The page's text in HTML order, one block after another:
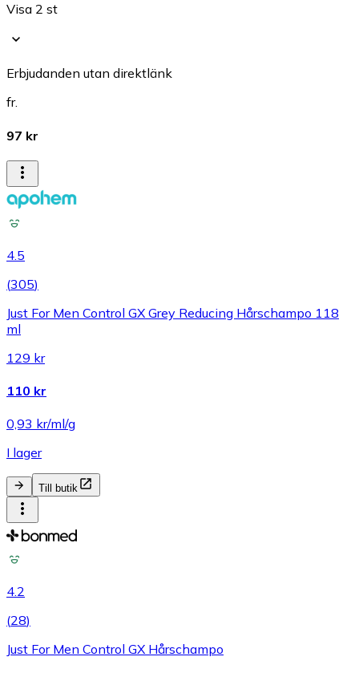
Visa 2 st
Erbjudanden utan direktlänk
fr.
97 kr
4.5
(305)
Just For Men Control GX Grey Reducing Hårschampo 118
ml
129 kr
110 kr
0,93 kr/ml/g
I lager
Till butik
4.2
(28)
Just For Men Control GX Hårschampo